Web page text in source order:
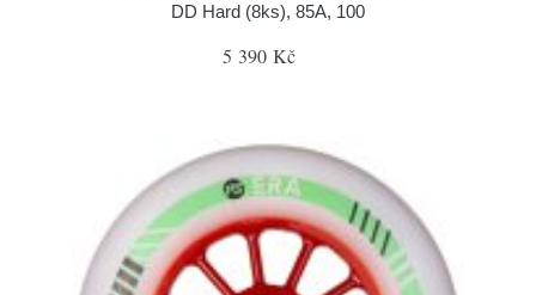
DD Hard (8ks), 85A, 100
5 390 Kč